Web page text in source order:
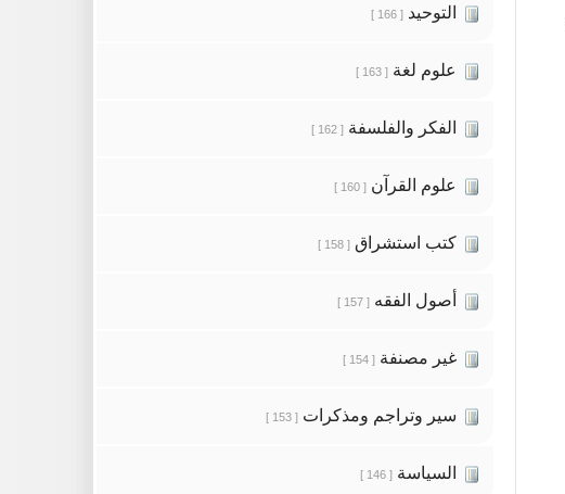
التوحيد [ 166 ]
علوم لغة [ 163 ]
الفكر والفلسفة [ 162 ]
علوم القرآن [ 160 ]
كتب استشراق [ 158 ]
أصول الفقه [ 157 ]
غير مصنفة [ 154 ]
سير وتراجم ومذكرات [ 153 ]
السياسة [ 146 ]